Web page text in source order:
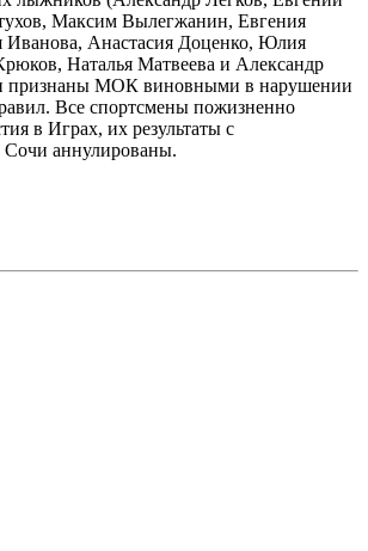
Максим Вылегжанин, Евгения
Анастасия Доценко, Юлия
Наталья Матвеева и Александр
признаны МОК виновными в нарушении
Все спортсмены пожизненно
в Играх, их результаты с
аннулированы.